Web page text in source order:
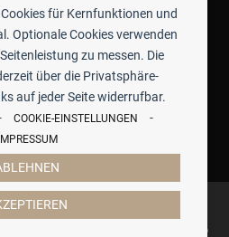
für Kernfunktionen und
Optionale Cookies verwenden
zu messen. Die
über die Privatsphäre-
auf jeder Seite widerrufbar.
COOKIE-EINSTELLUNGEN -
IMPRESSUM
PREISE INKL. GESETZTL.
MWST.
ZAHLUNG & VERSAND